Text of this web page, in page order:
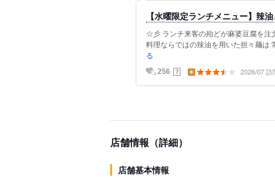
【水曜限定ランチメニュー】辣
☆彡 ランチ来客の殆どが麻婆豆腐を注
料理ならではの辣油を用いた担々麺は
る
256 ？ 2026/07 訪
店舗情報（詳細）
店舗基本情報